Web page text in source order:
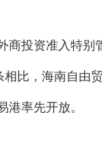
商投资准入特别
比，海南自由
率先开放。